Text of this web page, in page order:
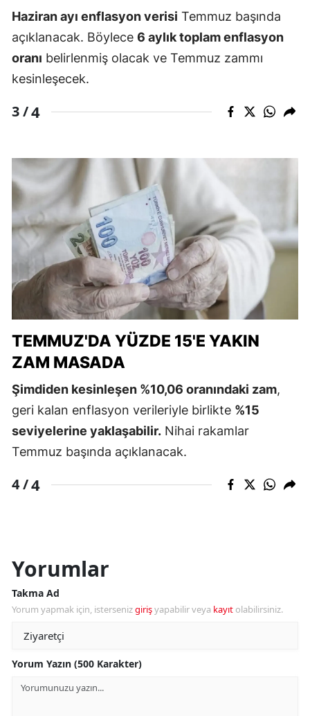
Haziran ayı enflasyon verisi Temmuz başında
açıklanacak. Böylece 6 aylık toplam enflasyon
oranı belirlenmiş olacak ve Temmuz zammı
kesinleşecek.
3 /4
TEMMUZ'DA YÜZDE 15'E YAKIN
ZAM MASADA
Şimdiden kesinleşen %10,06 oranındaki zam,
geri kalan enflasyon verileriyle birlikte %15
seviyelerine yaklaşabilir. Nihai rakamlar
Temmuz başında açıklanacak.
4 /4
Yorumlar
Takma Ad
Yorum yapmak için, istersenizgirişyapabilir veya kayıt olabilirsiniz.
Yorum Yazın (500 Karakter)